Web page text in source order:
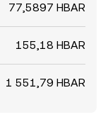
77,5897 HBAR
155,18 HBAR
1 551,79 HBAR